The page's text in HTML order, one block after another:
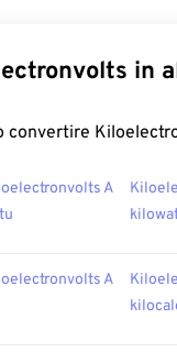
in
convertire
A
A